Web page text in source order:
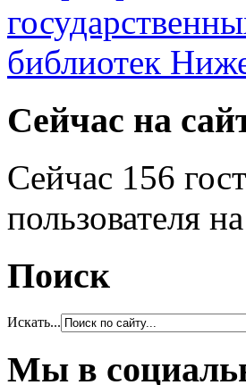
Сейчас на
Сейчас 156
пользователя
Поиск
Искать...
Мы в